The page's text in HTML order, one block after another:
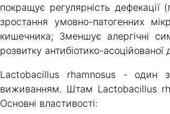
покращує регулярність дефекації
зростання умовно-патогенних
кишечника; Зменшує алергічні
розвитку антибіотико-асоційованої
Lactobacillus rhamnosus - один з
виживанням. Штам Lactobacillus
Основні властивості: